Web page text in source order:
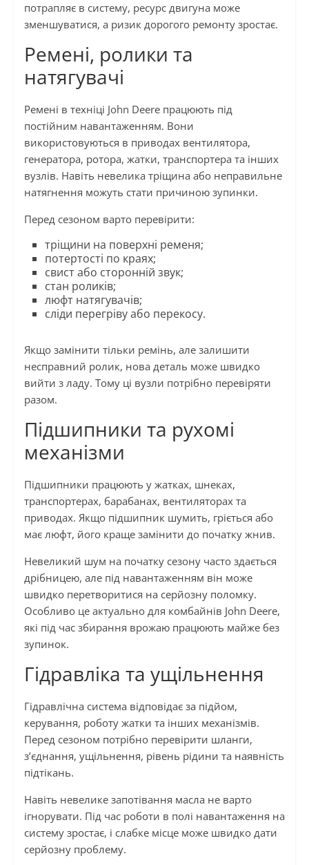
потрапляє в систему, ресурс двигуна може
зменшуватися, а ризик дорогого ремонту зростає.
Ремені, ролики та
натягувачі
Ремені в техніці John Deere працюють під
постійним навантаженням. Вони
використовуються в приводах вентилятора,
генератора, ротора, жатки, транспортера та інших
вузлів. Навіть невелика тріщина або неправильне
натягнення можуть стати причиною зупинки.
Перед сезоном варто перевірити:
тріщини на поверхні ременя;
потертості по краях;
свист або сторонній звук;
стан роликів;
люфт натягувачів;
сліди перегріву або перекосу.
Якщо замінити тільки ремінь, але залишити
несправний ролик, нова деталь може швидко
вийти з ладу. Тому ці вузли потрібно перевіряти
разом.
Підшипники та рухомі
механізми
Підшипники працюють у жатках, шнеках,
транспортерах, барабанах, вентиляторах та
приводах. Якщо підшипник шумить, гріється або
має люфт, його краще замінити до початку жнив.
Невеликий шум на початку сезону часто здається
дрібницею, але під навантаженням він може
швидко перетворитися на серйозну поломку.
Особливо це актуально для комбайнів John Deere,
які під час збирання врожаю працюють майже без
зупинок.
Гідравліка та ущільнення
Гідравлічна система відповідає за підйом,
керування, роботу жатки та інших механізмів.
Перед сезоном потрібно перевірити шланги,
з’єднання, ущільнення, рівень рідини та наявність
підтікань.
Навіть невелике запотівання масла не варто
ігнорувати. Під час роботи в полі навантаження на
систему зростає, і слабке місце може швидко дати
серйозну проблему.